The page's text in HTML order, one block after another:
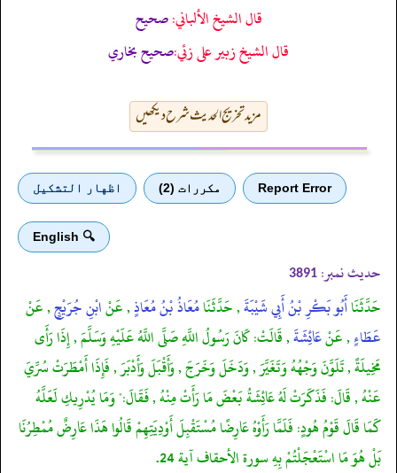
قال الشيخ الألباني:صحيح
قال الشيخ زبير على زئي:صحيح بخاري
مزید تخریج الحدیث شرح دیکھیں
Report Error مكررات (2) اظهار التشكيل
🔍 English
حدیث نمبر: 3891
حَدَّثَنَاأَبُو بَكْرِ بْنُ أَبِي شَيْبَةَ, حَدَّثَنَامُعَاذُ بْنُ مُعَاذٍ, عَنْابْنِ جُرَيْجٍ, عَنْ
عَطَاءٍ, عَنْعَائِشَةَ, قَالَتْ: كَانَ رَسُولُ اللَّهِ صَلَّى اللَّهُ عَلَيْهِ وَسَلَّمَ , إِذَا رَأَى
مَخِيلَةً , تَلَوَّنَ وَجْهُهُ وَتَغَيَّرَ , وَدَخَلَ وَخَرَجَ , وَأَقْبَلَ وَأَدْبَرَ , فَإِذَا أَمْطَرَتْ سُرِّيَ
عَنْهُ , قَالَ: فَذَكَرَتْ لَهُ عَائِشَةُ بَعْضَ مَا رَأَتْ مِنْهُ , فَقَالَ:" وَمَا يُدْرِيكِ لَعَلَّهُ
كَمَا قَالَ قَوْمُ هُودٍ: فَلَمَّا رَأَوْهُ عَارِضًا مُسْتَقْبِلَ أَوْدِيَتِهِمْ قَالُوا هَذَا عَارِضٌ مُمْطِرُنَا
بَلْ هُوَ مَا اسْتَعْجَلْتُمْ بِهِ سورة الأحقاف آية 24.